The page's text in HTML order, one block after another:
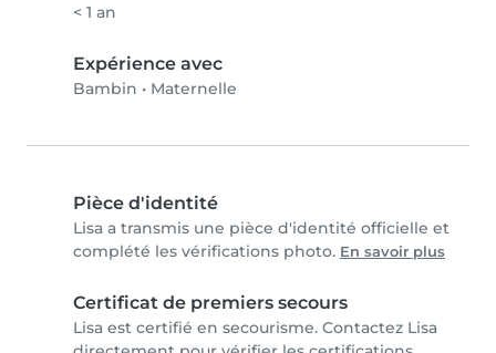
< 1 an
Expérience avec
Bambin • Maternelle
Pièce d'identité
Lisa a transmis une pièce d'identité officielle et
complété les vérifications photo. En savoir plus
Certificat de premiers secours
Lisa est certifié en secourisme. Contactez Lisa